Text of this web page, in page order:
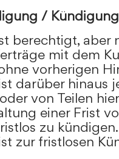
/ Kündigung
berechtigt, aber
mit dem
vorherigen
darüber hinaus
von Teilen
einer Frist
zu kündigen.
zur fristlosen